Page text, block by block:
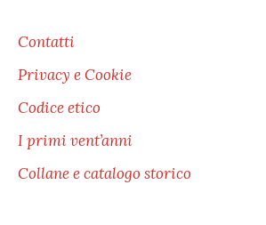
Contatti
Privacy e Cookie
Codice etico
I primi vent’anni
Collane e catalogo storico